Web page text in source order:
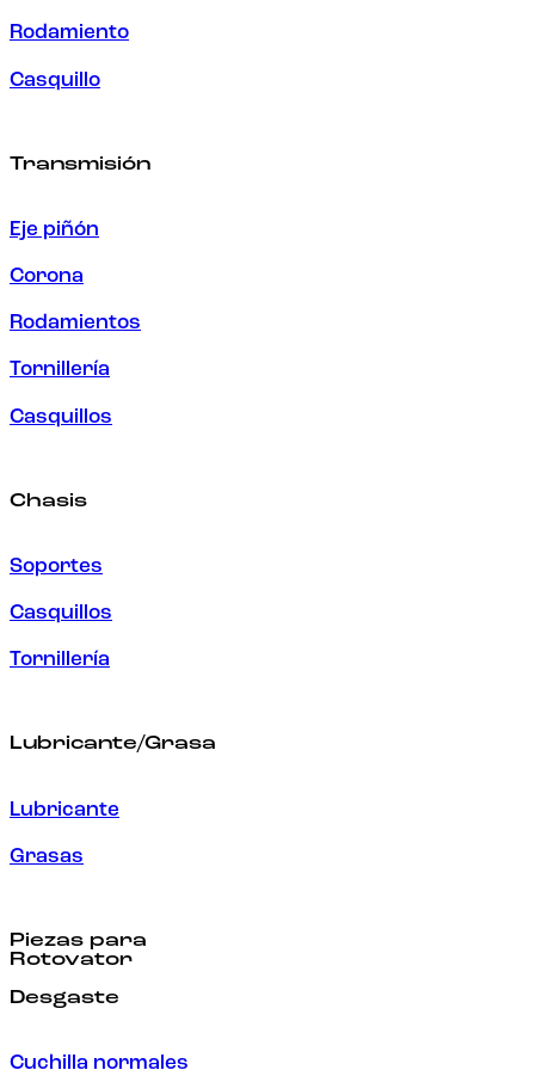
Rodamiento
Casquillo
Transmisión
Eje piñón
Corona
Rodamientos
Tornillería
Casquillos
Chasis
Soportes
Casquillos
Tornillería
Lubricante/Grasa
Lubricante
Grasas
Piezas para
Rotovator
Desgaste
Cuchilla normales